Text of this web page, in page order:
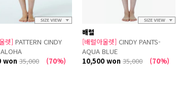
렛] PATTERN CINDY
won35,000 (70%)
배럴
[배럴아울렛] CINDY PANTS-
AQUA BLUE
10,500 won 35,000 (70%)